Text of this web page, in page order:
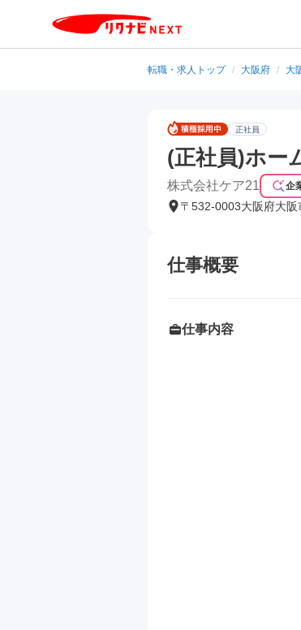
転職・求人トップ / 大阪府 / 大
正社員
(正社員)ホー
株式会社ケア21 企
〒532-0003大阪府大阪
仕事概要
仕事内容